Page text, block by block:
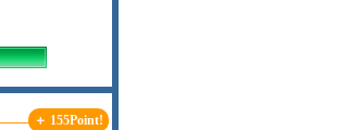
＋ 155Point!